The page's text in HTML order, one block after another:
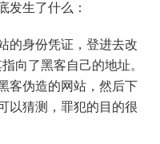
发生了什么：
的身份凭证，登进去改
向了黑客自己的地址。
客伪造的网站，然后下
以猜测，罪犯的目的很